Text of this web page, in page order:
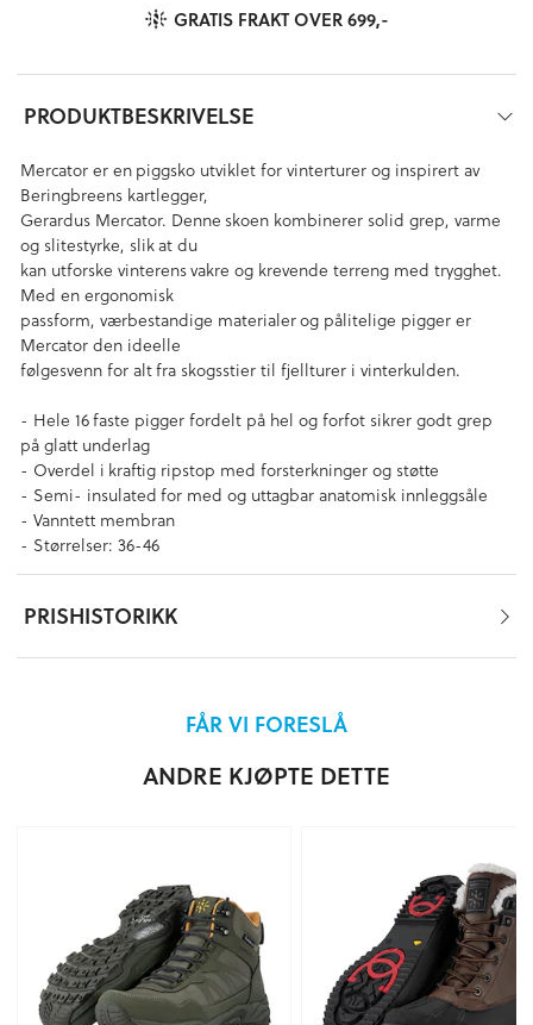
GRATIS FRAKT OVER 699,-
PRODUKTBESKRIVELSE
Mercator er en piggsko utviklet for vinterturer og inspirert av
Beringbreens kartlegger,
Gerardus Mercator. Denne skoen kombinerer solid grep, varme
og slitestyrke, slik at du
kan utforske vinterens vakre og krevende terreng med trygghet.
Med en ergonomisk
passform, værbestandige materialer og pålitelige pigger er
Mercator den ideelle
følgesvenn for alt fra skogsstier til fjellturer i vinterkulden.
- Hele 16 faste pigger fordelt på hel og forfot sikrer godt grep
på glatt underlag
- Overdel i kraftig ripstop med forsterkninger og støtte
- Semi- insulated for med og uttagbar anatomisk innleggsåle
- Vanntett membran
- Størrelser: 36-46
PRISHISTORIKK
FÅR VI FORESLÅ
ANDRE KJØPTE DETTE